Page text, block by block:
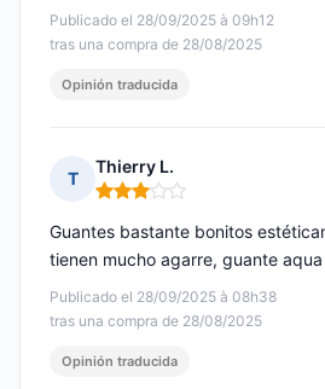
Publicado el 28/09/2025 à 09h12
tras una compra de 28/08/2025
Opinión traducida
T
Thierry L.
Nota: 3 de 5
Publicado el 28/09/2025 à 08h38
tras una compra de 28/08/2025
Guantes bastante bonitos
tienen mucho agarre, guante
Opinión traducida